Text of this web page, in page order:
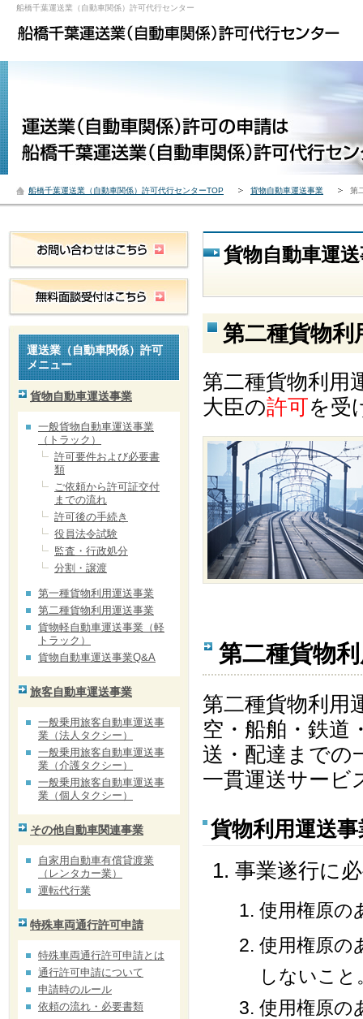
船橋千葉運送業（自動車関係）許可代行センター
船橋千葉運送業（自動車関係）許可代行センターTOP 貨物自動車運送事業 第
貨物自動車運
第二種貨物利
第二種貨物利用
大臣の許可を受
第二種貨物
第二種貨物利用
空・船舶・鉄道
送・配達までの
一貫運送サービ
貨物利用運送
事業遂行に
使用権原の
使用権原の
しないこと
使用権原の
運送業（自動車関係）許可
メニュー
貨物自動車運送事業
一般貨物自動車運送事業
（トラック）
許可要件および必要書
類
ご依頼から許可証交付
までの流れ
許可後の手続き
役員法令試験
監査・行政処分
分割・譲渡
第一種貨物利用運送事業
第二種貨物利用運送事業
貨物軽自動車運送事業（軽
トラック）
貨物自動車運送事業Q&A
旅客自動車運送事業
一般乗用旅客自動車運送事
業（法人タクシー）
一般乗用旅客自動車運送事
業（介護タクシー）
一般乗用旅客自動車運送事
業（個人タクシー）
その他自動車関連事業
自家用自動車有償貸渡業
（レンタカー業）
運転代行業
特殊車両通行許可申請
特殊車両通行許可申請とは
通行許可申請について
申請時のルール
依頼の流れ・必要書類